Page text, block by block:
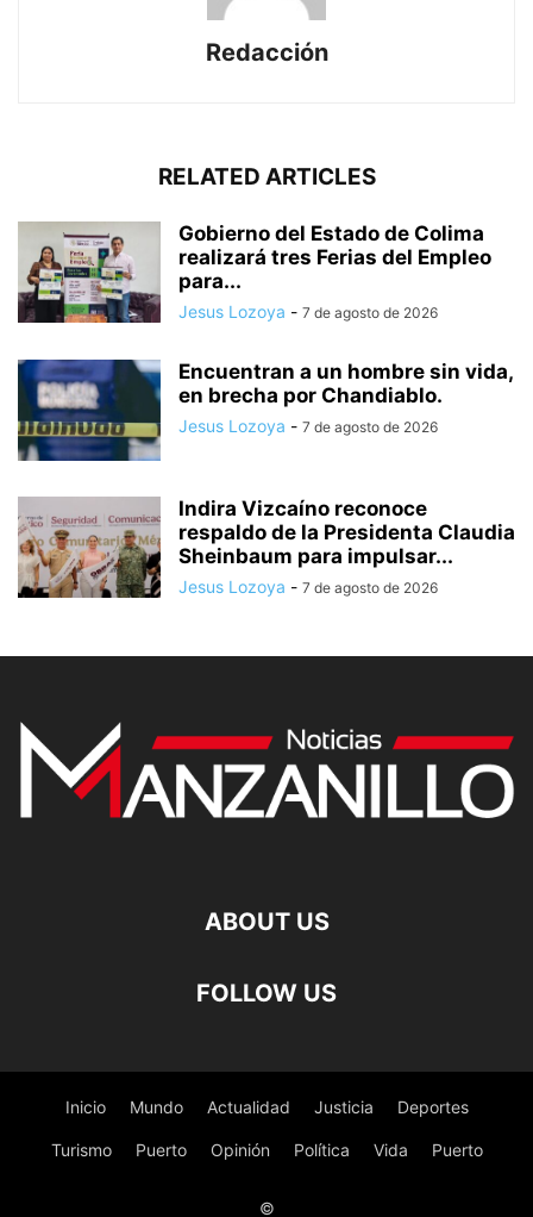
Redacción
RELATED ARTICLES
Gobierno del Estado de Colima
realizará tres Ferias del Empleo
para...
Jesus Lozoya - 7 de agosto de 2026
Encuentran a un hombre sin vida,
en brecha por Chandiablo.
Jesus Lozoya - 7 de agosto de 2026
Indira Vizcaíno reconoce
respaldo de la Presidenta Claudia
Sheinbaum para impulsar...
Jesus Lozoya - 7 de agosto de 2026
ABOUT US
FOLLOW US
Inicio Mundo Actualidad Justicia Deportes
Turismo Puerto Opinión Política Vida Puerto
©